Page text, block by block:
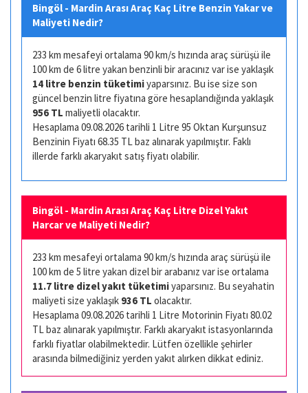
Bingöl - Mardin Arası Araç Kaç Litre Benzin Yakar ve
Maliyeti Nedir?
233 km mesafeyi ortalama 90 km/s hızında araç sürüşü ile
100 km de 6 litre yakan benzinli bir aracınız var ise yaklaşık
14 litre benzin tüketimiyaparsınız. Bu ise size son
güncel benzin litre fiyatına göre hesaplandığında yaklaşık
956 TL maliyetli olacaktır.
Hesaplama 09.08.2026 tarihli 1 Litre 95 Oktan Kurşunsuz
Benzinin Fiyatı 68.35 TL baz alınarak yapılmıştır. Faklı
illerde farklı akaryakıt satış fiyatı olabilir.
Bingöl - Mardin Arası Araç Kaç Litre Dizel Yakıt
Harcar ve Maliyeti Nedir?
233 km mesafeyi ortalama 90 km/s hızında araç sürüşü ile
100 km de 5 litre yakan dizel bir arabanız var ise ortalama
11.7 litre dizel yakıt tüketimiyaparsınız. Bu seyahatin
maliyeti size yaklaşık 936 TL olacaktır.
Hesaplama 09.08.2026 tarihli 1 Litre Motorinin Fiyatı 80.02
TL baz alınarak yapılmıştır. Farklı akaryakıt istasyonlarında
farklı fiyatlar olabilmektedir. Lütfen özellikle şehirler
arasında bilmediğiniz yerden yakıt alırken dikkat ediniz.